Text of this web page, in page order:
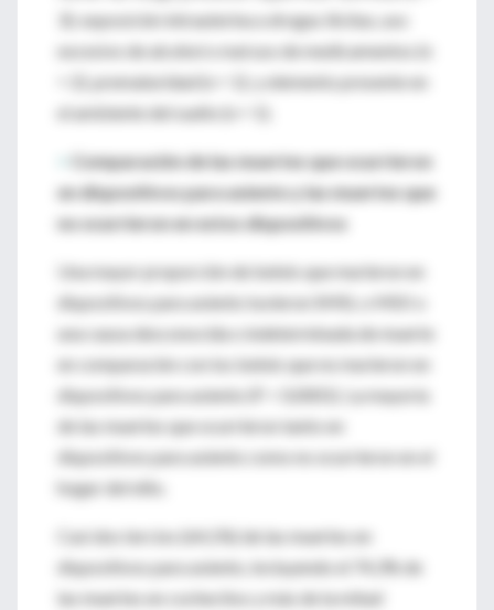
3); exposición intrauterina a drogas ilícitas, uso
excesivo de alcohol o mal uso de medicamentos (n
= 2); prematuridad (n = 1); y elemento presente en
el ambiente del sueño (n = 1).
Comparación de las muertes que ocurrieron
en dispositivos para asiento y las muertes que
no ocurrieron en estos dispositivos
Una mayor proporción de bebés que murieron en
dispositivos para asiento tuvieron SMSL o MSII o
una causa desconocida o indeterminada de muerte
en comparación con los bebés que no murieron en
dispositivos para asiento (P < 0,0001). La mayoría
de las muertes que ocurrieron tanto en
dispositivos para asiento como no ocurrieron en el
hogar del niño.
Casi dos tercios (64,1%) de las muertes en
dispositivos para asiento, incluyendo el 74,3% de
las muertes en cochecitos y más de la mitad